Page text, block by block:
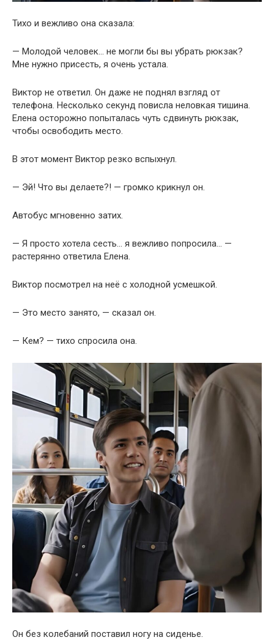
Тихо и вежливо она сказала:
— Молодой человек… не могли бы вы убрать рюкзак?
Мне нужно присесть, я очень устала.
Виктор не ответил. Он даже не поднял взгляд от
телефона. Несколько секунд повисла неловкая тишина.
Елена осторожно попыталась чуть сдвинуть рюкзак,
чтобы освободить место.
В этот момент Виктор резко вспыхнул.
— Эй! Что вы делаете?! — громко крикнул он.
Автобус мгновенно затих.
— Я просто хотела сесть… я вежливо попросила… —
растерянно ответила Елена.
Виктор посмотрел на неё с холодной усмешкой.
— Это место занято, — сказал он.
— Кем? — тихо спросила она.
Он без колебаний поставил ногу на сиденье.